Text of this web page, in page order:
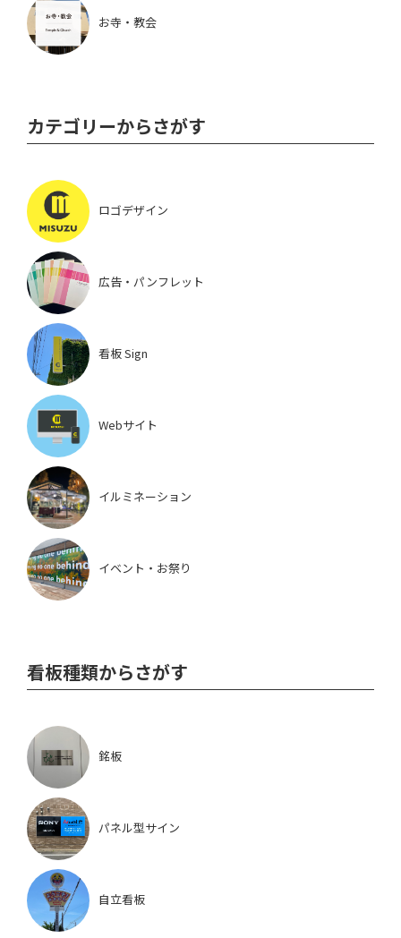
お寺・教会
カテゴリーからさがす
ロゴデザイン
広告・パンフレット
看板 Sign
Webサイト
イルミネーション
イベント・お祭り
看板種類からさがす
銘板
パネル型サイン
自立看板